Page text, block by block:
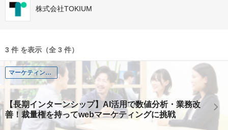
株式会社TOKIUM
3 件 を表示（全 3 件）
マーケティング部 デジタルマーケティング課
【長期インターンシップ】AI活用で数値分析・業務改
善！裁量権を持ってwebマーケティングに挑戦